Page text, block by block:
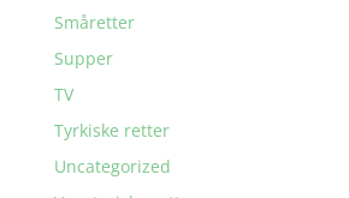
Småretter
Supper
TV
Tyrkiske retter
Uncategorized